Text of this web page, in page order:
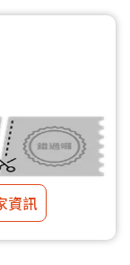
資訊